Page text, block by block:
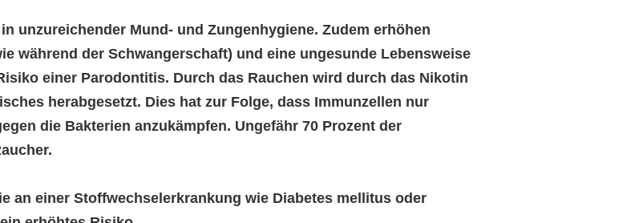
unzureichender Mund- und Zungenhygiene. Zudem erhöhen
während der Schwangerschaft) und eine ungesunde Lebensweise
einer Parodontitis. Durch das Rauchen wird durch das Nikotin
herabgesetzt. Dies hat zur Folge, dass Immunzellen nur
die Bakterien anzukämpfen. Ungefähr 70 Prozent der
an einer Stoffwechselerkrankung wie Diabetes mellitus oder